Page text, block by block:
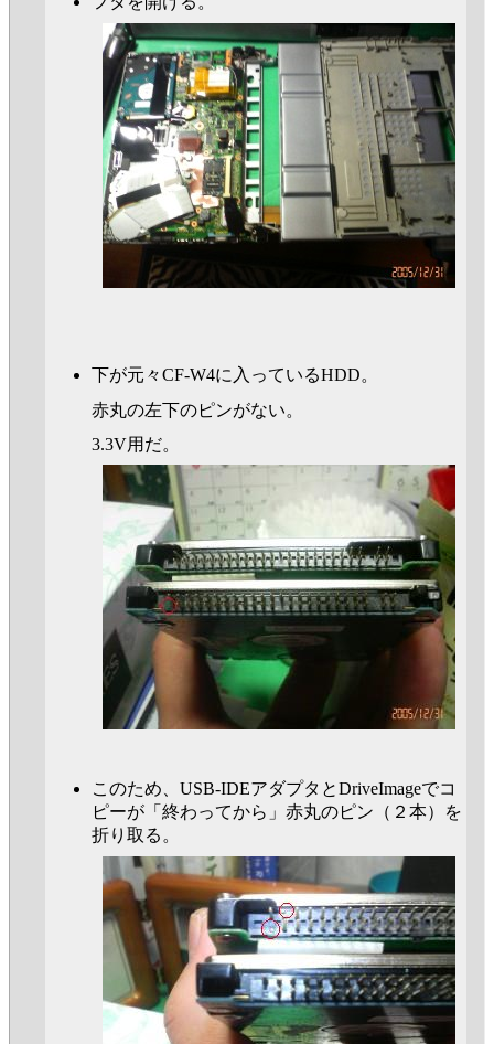
下が元々CF-W4に入っているHDD。
赤丸の左下のピンがない。
3.3V用だ。
このため、USB-IDEアダプタとDriveImageでコ
ピーが「終わってから」赤丸のピン（２本）を
折り取る。